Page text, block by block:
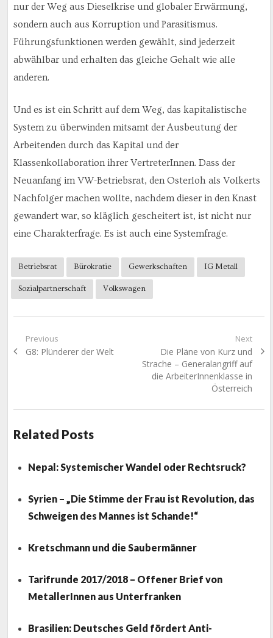
nur der Weg aus Dieselkrise und globaler Erwärmung,
sondern auch aus Korruption und Parasitismus.
Führungsfunktionen werden gewählt, sind jederzeit
abwählbar und erhalten das gleiche Gehalt wie alle
anderen.
Und es ist ein Schritt auf dem Weg, das kapitalistische
System zu überwinden mitsamt der Ausbeutung der
Arbeitenden durch das Kapital und der
Klassenkollaboration ihrer VertreterInnen. Dass der
Neuanfang im VW-Betriebsrat, den Osterloh als Volkerts
Nachfolger machen wollte, nachdem dieser in den Knast
gewandert war, so kläglich gescheitert ist, ist nicht nur
eine Charakterfrage. Es ist auch eine Systemfrage.
Betriebsrat Bürokratie Gewerkschaften IG Metall
Sozialpartnerschaft Volkswagen
Beitragsnavigation
Previous
Previous
G8: Plünderer der Welt
Next
Next
post:
Die Pläne von Kurz und
Strache – Generalangriff auf
die ArbeiterInnenklasse in
Österreich
Related Posts
Nepal: Systemischer Wandel oder Rechtsruck?
Syrien – „Die Stimme der Frau ist Revolution, das
Schweigen des Mannes ist Schande!“
Kretschmann und die Saubermänner
Tarifrunde 2017/2018 – Offener Brief von
MetallerInnen aus Unterfranken
Brasilien: Deutsches Geld fördert Anti-